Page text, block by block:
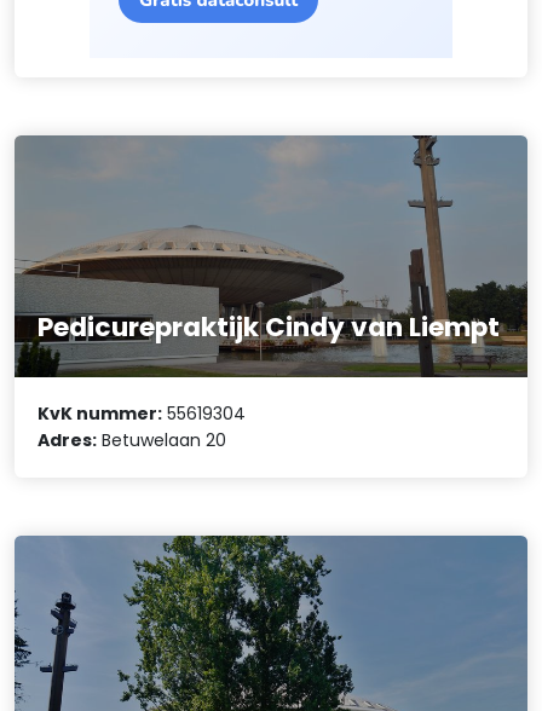
Pedicurepraktijk Cindy van Liempt
KvK nummer: 55619304
Adres: Betuwelaan 20